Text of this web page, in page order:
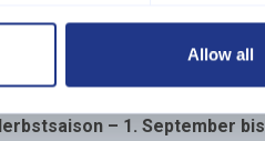
Allow all
Sommersaison – 1. Juni bis 31.
geöffnet von 10:00 – 17:00
– 1. September